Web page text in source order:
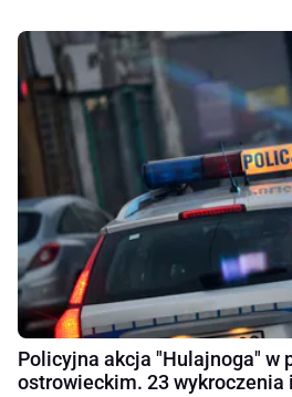
Policyjna akcja "Hulajnoga" w
ostrowieckim. 23 wykroczenia